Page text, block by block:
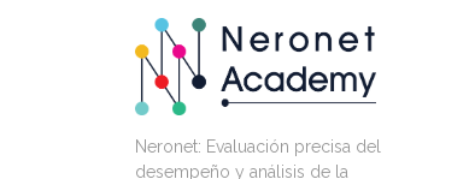
Neronet: Evaluación precisa del
desempeño y análisis de la